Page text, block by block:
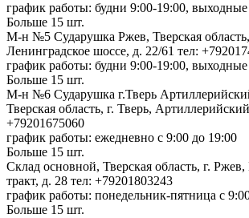
график работы: будни 9:00-19:00,
Больше 15 шт.
М-н №5 Сударушка Ржев, Тверская
Ленинградское шоссе, д. 22/61 тел:
график работы: будни 9:00-19:00,
Больше 15 шт.
М-н №6 Сударушка г.Тверь
Тверская область, г. Тверь,
+79201675060
график работы: ежедневно с 9:00 до 19:00
Больше 15 шт.
Склад основной, Тверская область, г.
тракт, д. 28 тел: +79201803243
график работы: понедельник-пятница с
Больше 15 шт.